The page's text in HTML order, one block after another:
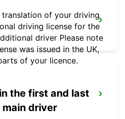
of your driving
driving license for the
driver Please note
was issued in the UK,
of your licence.
the first and last
driver